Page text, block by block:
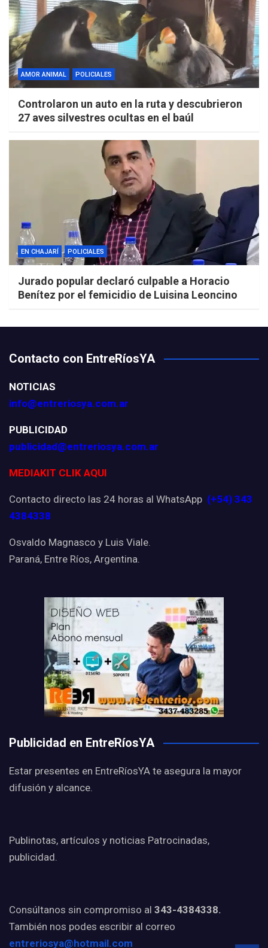
AMOR ANIMAL POLICIALES
Controlaron un auto en la ruta y descubrieron
27 aves silvestres ocultas en el baúl
EN CHAJARÍ POLICIALES
Jurado popular declaró culpable a Horacio
Benítez por el femicidio de Luisina Leoncino
Contacto con EntreRíosYA
NOTICIAS
info@entreriosya.com.ar
PUBLICIDAD
publicidad@entreriosya.com.ar
MEDIAKIT CLIK AQUI
Contacto directo las 24 horas al WhatsApp (+54) 343
4384338
Osvaldo Magnasco y Luis Viale.
Paraná, Entre Ríos, Argentina.
Publicidad en EntreRíosYA
Estar presentes en EntreRíosYA te asegura la mayor
difusión y alcance.
Publinotas, artículos y noticias Patrocinadas,
publicidad.
Consúltanos sin compromiso al 343-4384338.
También nos podes escribir al correo
entreriosya@hotmail.com